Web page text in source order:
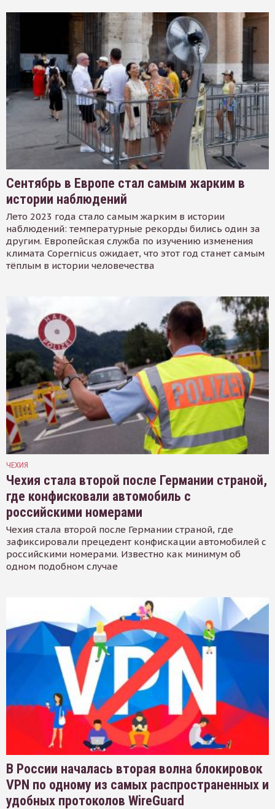
Сентябрь в Европе стал самым жарким в
истории наблюдений
Лето 2023 года стало самым жарким в истории
наблюдений: температурные рекорды бились один за
другим. Европейская служба по изучению изменения
климата Copernicus ожидает, что этот год станет самым
тёплым в истории человечества
ЧЕХИЯ
Чехия стала второй после Германии страной,
где конфисковали автомобиль с
российскими номерами
Чехия стала второй после Германии страной, где
зафиксировали прецедент конфискации автомобилей с
российскими номерами. Известно как минимум об
одном подобном случае
В России началась вторая волна блокировок
VPN по одному из самых распространенных и
удобных протоколов WireGuard